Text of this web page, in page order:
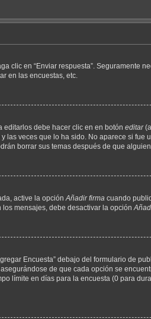
clic en “Enviar respuesta”. Seguramente
en las encuestas, etc.
editarlos debe hacer clic en en botón editar
veces que lo ha sido. No aparece si
borrar sus temas después de que
active la opción Añadir firma cuando
mensajes, debe desactivar la opción
Encuesta” debajo del formulario de
de que cada opción se
límite en días para la encuesta (0 para